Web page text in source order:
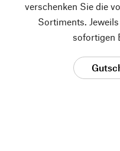
verschenken Sie die
Sortiments.
sofortigen